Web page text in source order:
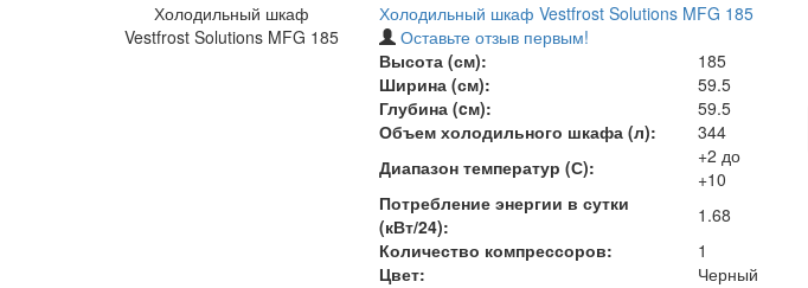
Холодильный шкаф
Vestfrost Solutions MFG 185
Холодильный шкаф Vestfrost Solutions MFG 185
Оставьте отзыв первым!
Высота (см):
185
Ширина (см):
59.5
Глубина (cм):
59.5
Объем холодильного шкафа (л):
344
Диапазон температур (С):
+2 до
+10
Потребление энергии в сутки
(кВт/24):
1.68
Количество компрессоров:
1
Цвет:
Черный